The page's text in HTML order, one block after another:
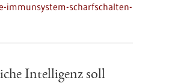
scharfschalten-
Intelligenz soll